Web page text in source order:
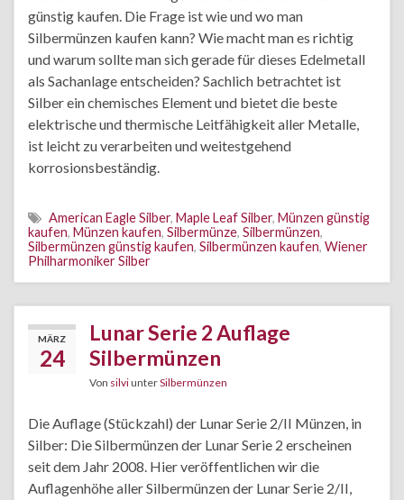
günstig kaufen. Die Frage ist wie und wo man
Silbermünzen kaufen kann? Wie macht man es richtig
und warum sollte man sich gerade für dieses Edelmetall
als Sachanlage entscheiden? Sachlich betrachtet ist
Silber ein chemisches Element und bietet die beste
elektrische und thermische Leitfähigkeit aller Metalle,
ist leicht zu verarbeiten und weitestgehend
korrosionsbeständig.
American Eagle Silber, Maple Leaf Silber, Münzen günstig
kaufen, Münzen kaufen, Silbermünze, Silbermünzen,
Silbermünzen günstig kaufen, Silbermünzen kaufen, Wiener
Philharmoniker Silber
MÄRZ
24
Lunar Serie 2 Auflage
Silbermünzen
Von silviunterSilbermünzen
Die Auflage (Stückzahl) der Lunar Serie 2/II Münzen, in
Silber: Die Silbermünzen der Lunar Serie 2 erscheinen
seit dem Jahr 2008. Hier veröffentlichen wir die
Auflagenhöhe aller Silbermünzen der Lunar Serie 2/II,